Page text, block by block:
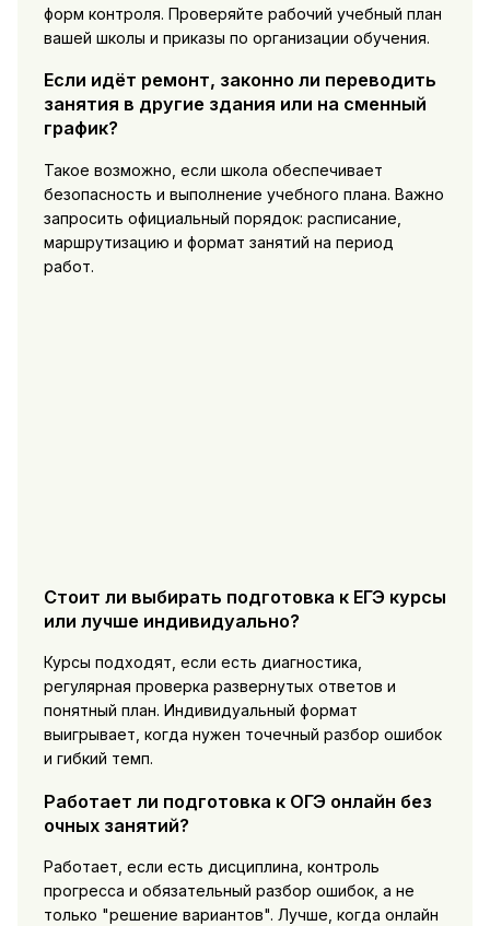
форм контроля. Проверяйте рабочий учебный план
вашей школы и приказы по организации обучения.
Если идёт ремонт, законно ли переводить
занятия в другие здания или на сменный
график?
Такое возможно, если школа обеспечивает
безопасность и выполнение учебного плана. Важно
запросить официальный порядок: расписание,
маршрутизацию и формат занятий на период
работ.
Стоит ли выбирать подготовка к ЕГЭ курсы
или лучше индивидуально?
Курсы подходят, если есть диагностика,
регулярная проверка развернутых ответов и
понятный план. Индивидуальный формат
выигрывает, когда нужен точечный разбор ошибок
и гибкий темп.
Работает ли подготовка к ОГЭ онлайн без
очных занятий?
Работает, если есть дисциплина, контроль
прогресса и обязательный разбор ошибок, а не
только "решение вариантов". Лучше, когда онлайн